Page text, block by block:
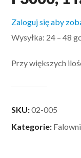
Zaloguj się aby
Wysyłka: 24 – 48
Przy większych
SKU:02-005
Kategorie: